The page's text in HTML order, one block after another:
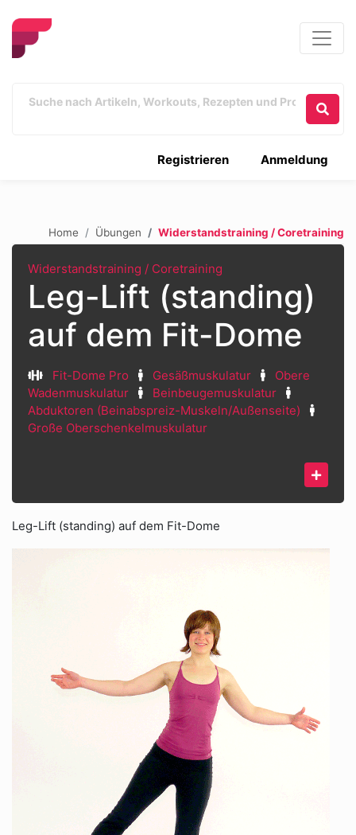
Anmeldung
Registrieren
Home Übungen Widerstandstraining / Coretraining
Widerstandstraining / Coretraining
Leg-Lift (standing)
auf dem Fit-Dome
Fit-Dome Pro Gesäßmuskulatur
Obere
Wadenmuskulatur
Beinbeugemuskulatur
Abduktoren (Beinabspreiz-Muskeln/Außenseite)
Große Oberschenkelmuskulatur
Leg-Lift (standing) auf dem Fit-Dome